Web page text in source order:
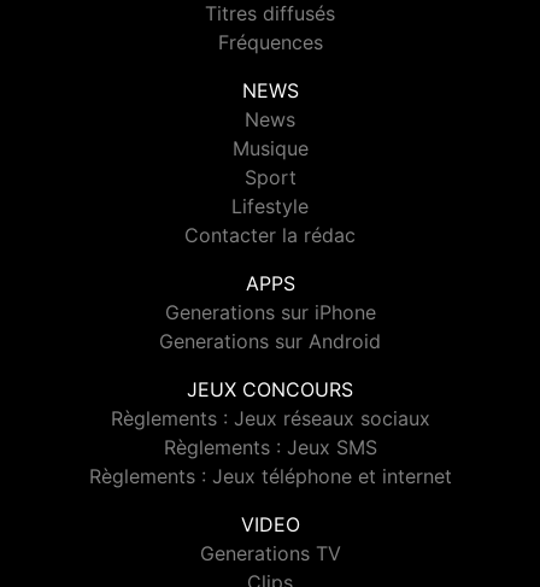
Titres diffusés
Fréquences
NEWS
News
Musique
Sport
Lifestyle
Contacter la rédac
APPS
Generations sur iPhone
Generations sur Android
JEUX CONCOURS
Règlements : Jeux réseaux sociaux
Règlements : Jeux SMS
Règlements : Jeux téléphone et internet
VIDEO
Generations TV